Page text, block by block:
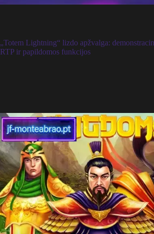
„Totem Lightning“ lizdo apžvalga:
RTP ir papildomos funkcijos